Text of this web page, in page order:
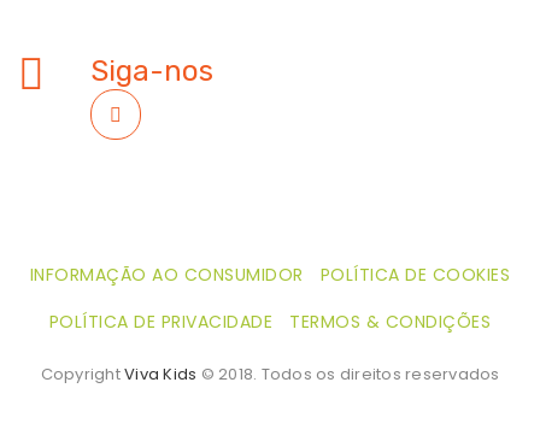
Siga-nos
INFORMAÇÃO AO CONSUMIDOR
POLÍTICA DE COOKIES
POLÍTICA DE PRIVACIDADE
TERMOS & CONDIÇÕES
CopyrightViva Kids © 2018. Todos os direitos reservados